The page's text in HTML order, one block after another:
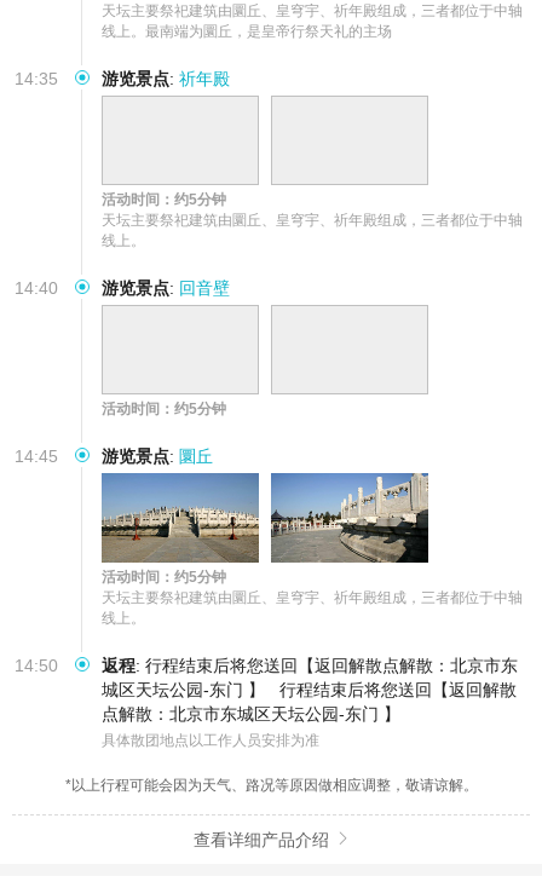
天坛主要祭祀建筑由圜丘、皇穹宇、祈年殿组成，三者都位于中轴
线上。最南端为圜丘，是皇帝行祭天礼的主场
14:35 游览景点: 祈年殿
活动时间：约5分钟
天坛主要祭祀建筑由圜丘、皇穹宇、祈年殿组成，三者都位于中轴
线上。
14:40 游览景点: 回音壁
活动时间：约5分钟
14:45 游览景点: 圜丘
活动时间：约5分钟
天坛主要祭祀建筑由圜丘、皇穹宇、祈年殿组成，三者都位于中轴
线上。
14:50 返程: 行程结束后将您送回【返回解散点解散：北京市东
城区天坛公园-东门 】
行程结束后将您送回【返回解散
点解散：北京市东城区天坛公园-东门 】
具体散团地点以工作人员安排为准
*以上行程可能会因为天气、路况等原因做相应调整，敬请谅解。
查看详细产品介绍 